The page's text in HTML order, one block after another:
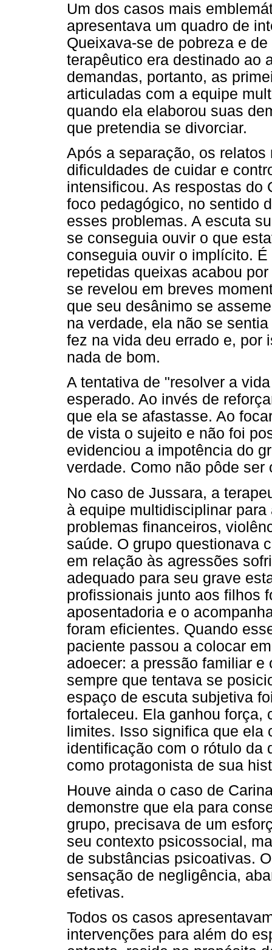
Um dos casos mais
apresentava um quadro de
Queixava-se de pobreza e
terapêutico era destinado ao
demandas, portanto, as
articuladas com a equipe
quando ela elaborou suas
que pretendia se divorciar.
Após a separação, os
dificuldades de cuidar e
intensificou. As respostas do
foco pedagógico, no sentido
esses problemas. A escuta
se conseguia ouvir o que
conseguia ouvir o implícito.
repetidas queixas acabou
se revelou em breves
que seu desânimo se
na verdade, ela não se
fez na vida deu errado e, por
nada de bom.
A tentativa de "resolver a
esperado. Ao invés de
que ela se afastasse. Ao
de vista o sujeito e não foi
evidenciou a impotência do
verdade. Como não pôde
No caso de Jussara, a
à equipe multidisciplinar
problemas financeiros,
saúde. O grupo questionava
em relação às agressões
adequado para seu grave
profissionais junto aos filhos
aposentadoria e o
foram eficientes. Quando
paciente passou a colocar
adoecer: a pressão familiar
sempre que tentava se
espaço de escuta subjetiva
fortaleceu. Ela ganhou força,
limites. Isso significa que ela
identificação com o rótulo da
como protagonista de sua
Houve ainda o caso de
demonstre que ela para
grupo, precisava de um
seu contexto psicossocial,
de substâncias psicoativas.
sensação de negligência,
efetivas.
Todos os casos
intervenções para além do